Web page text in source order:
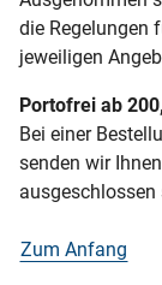
die Regelungen
jeweiligen
Portofrei ab
Bei einer
senden wir
ausgeschlossen
Zum Anfang